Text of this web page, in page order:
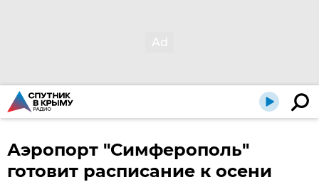
Аэропорт "Симферополь"
готовит расписание к осени